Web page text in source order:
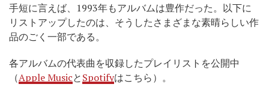
手短に言えば、1993年もアルバムは豊作だった。以下に
リストアップしたのは、そうしたさまざまな素晴らしい作
品のごく一部である。
各アルバムの代表曲を収録したプレイリストを公開中
（Apple MusicとSpotifyはこちら）。